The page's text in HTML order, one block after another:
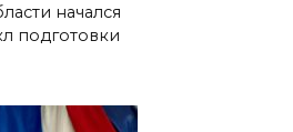
начался
подготовки